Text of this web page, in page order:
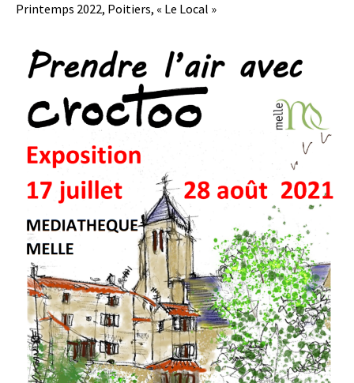
Printemps 2022, Poitiers, « Le Local »